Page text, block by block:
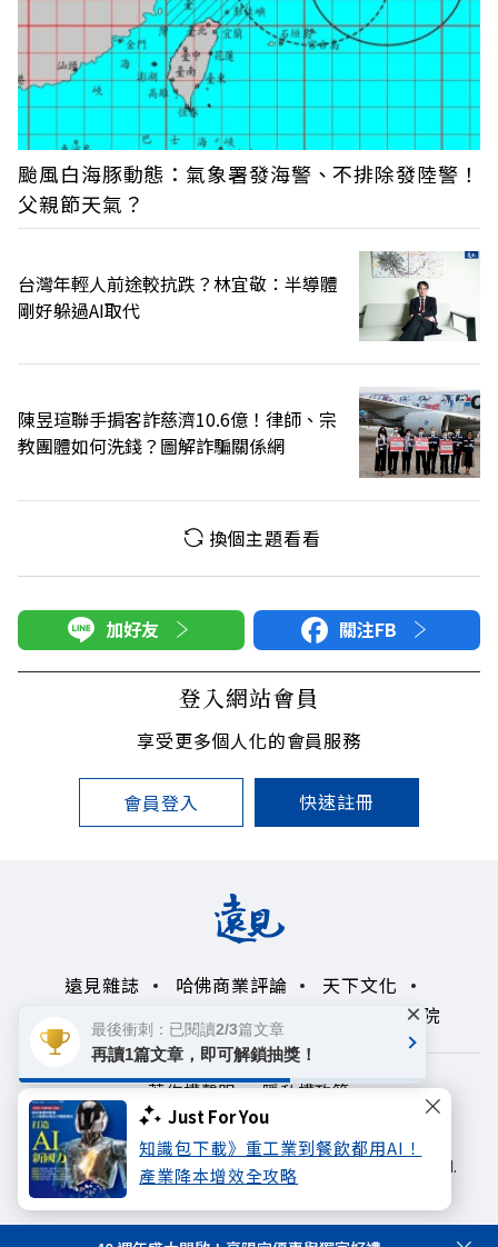
Just For You
知識包下載》重工業到餐飲都用AI！
產業降本增效全攻略
颱風白海豚動態：氣象署發海警、不排除發陸警！
父親節天氣？
台灣年輕人前途較抗跌？林宜敬：半導體
剛好躲過AI取代
陳昱瑄聯手掮客詐慈濟10.6億！律師、宗
教團體如何洗錢？圖解詐騙關係網
換個主題看看
加好友 關注FB
登入網站會員
享受更多個人化的會員服務
會員登入 快速註冊
遠見雜誌 哈佛商業評論
天下文化
未來親子學習平台
50+ 領導影響力學院
著作權聲明
隱私權政策
Copyright© 1999~2026
遠見天下文化出版股份有限公司. All rights reserved.
最後衝刺：已閱讀2/3篇文章
再讀1篇文章，即可解鎖抽獎！
×